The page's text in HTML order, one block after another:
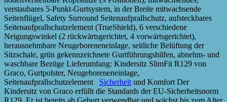
verstaubares 5-Punkt-Gurtsystem, in der Breite mitwachsende
Seitenflügel, Safety Surround Seitenaufprallschutz, aufsteckbares
Seitenaufprallschutzelement (TrueShield), 6 verschiedene
Neigungswinkel (2 rückwärtsgerichtet, 4 vorwärtsgerichtet),
herausnehmbare Neugeboreneneinlage, seitliche Belüftung der
Sitzschale, grün gekennzeichnete Gurtführungshilfen, abnehm- und
waschbare Bezüge Lieferumfang: Kindersitz SlimFit R129 von
Graco, Gurtpolster, Neugeboreneneinlage,
Seitenaufprallschutzelement Sicherheit und Komfort Der
Kindersitz von Graco erfüllt die Standards der EU-Sicherheitsnorm
R129. Er ist bereits ab Geburt verwendbar und wächst bis zum Alter